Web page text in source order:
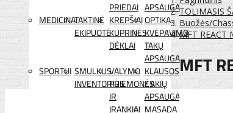
PRIEDAI APSAUGA
MEDICINATAKTINĖ
EKIPUOTĖ
KREPŠIAI
KUPRINĖS
DĖKLAI
OPTIKA
KVĖPAVIMO
TAKŲ
APSAUGA
SPORTUI SMULKUS
INVENTORIUS
VALYMO
PRIEMONĖS
IR
ĮRANKIAI
KLAUSOS
/ AKIŲ
APSAUGA
MASADA
TOLIMASIS
Buožės/
MFT REACT
MFT